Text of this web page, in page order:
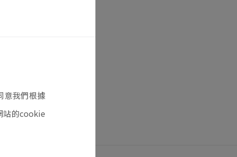
意我們根據
站的cookie